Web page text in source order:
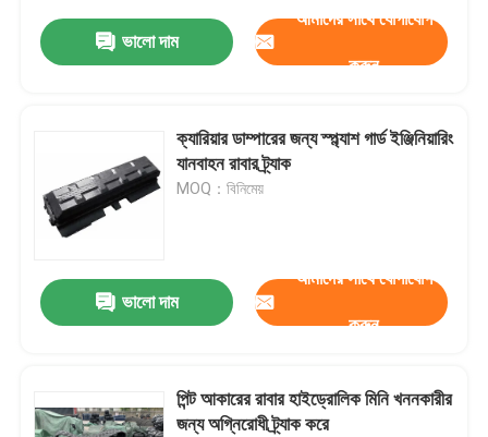
পণ্য
ভালো দাম
আমাদের সাথে যোগাযোগ
করুন
ক্যারিয়ার ডাম্পারের জন্য স্প্ল্যাশ গার্ড ইঞ্জিনিয়ারিং
যানবাহন রাবার ট্র্যাক
MOQ：বিনিমেয়
ভালো দাম
আমাদের সাথে যোগাযোগ
করুন
পিন্ট আকারের রাবার হাইড্রোলিক মিনি খননকারীর
জন্য অগ্নিরোধী ট্র্যাক করে